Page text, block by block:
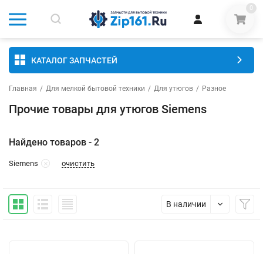
0
КАТАЛОГ ЗАПЧАСТЕЙ
Главная / Для мелкой бытовой техники / Для утюгов / Разное
Прочие товары для утюгов Siemens
Найдено товаров - 2
Siemens очистить
В наличии